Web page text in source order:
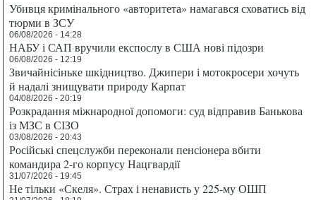
Убивця кримінального «авторитета» намагався сховатись від
тюрми в ЗСУ
06/08/2026 - 14:28
НАБУ і САП вручили експослу в США нові підозри
06/08/2026 - 12:19
Звичайнісіньке шкідництво. Джипери і мотокросери хочуть
й надалі знищувати природу Карпат
04/08/2026 - 20:19
Розкрадання міжнародної допомоги: суд відправив Банькова
із МЗС в СІЗО
03/08/2026 - 20:43
Російські спецслужби переконали пенсіонера вбити
командира 2-го корпусу Нацгвардії
31/07/2026 - 19:45
Не тільки «Скеля». Страх і ненависть у 225-му ОШП